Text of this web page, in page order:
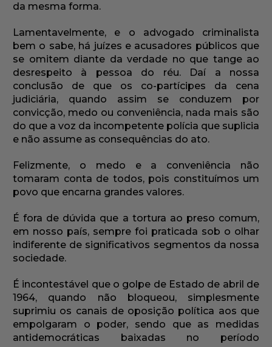
da mesma forma.
Lamentavelmente, e o advogado criminalista
bem o sabe, há juízes e acusadores públicos que
se omitem diante da verdade no que tange ao
desrespeito à pessoa do réu. Daí a nossa
conclusão de que os co-partícipes da cena
judiciária, quando assim se conduzem por
convicção, medo ou conveniência, nada mais são
do que a voz da incompetente polícia que suplicia
e não assume as consequências do ato.
Felizmente, o medo e a conveniência não
tomaram conta de todos, pois constituímos um
povo que encarna grandes valores.
É fora de dúvida que a tortura ao preso comum,
em nosso país, sempre foi praticada sob o olhar
indiferente de significativos segmentos da nossa
sociedade.
É incontestável que o golpe de Estado de abril de
1964, quando não bloqueou, simplesmente
suprimiu os canais de oposição política aos que
empolgaram o poder, sendo que as medidas
antidemocráticas baixadas no período